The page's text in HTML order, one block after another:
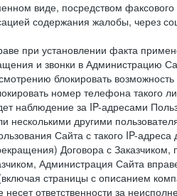
виде, посредством
содержания жалобы, через
при установлении факта
и звонки в Администрацию
блокировать
номер телефона такого
наблюдение за IP-адресами
несколькими другими
Сайта с такого IP-
Договора с Заказчиком,
Администрация Сайта
страницы с описанием
ответственности за